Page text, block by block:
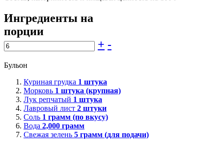
Ингредиенты на
порции
+ -
Бульон
Куриная грудка 1 штука
Морковь 1 штука (крупная)
Лук репчатый 1 штука
Лавровый лист 2 штуки
Соль 1 грамм (по вкусу)
Вода 2,000 грамм
Свежая зелень 5 грамм (для подачи)